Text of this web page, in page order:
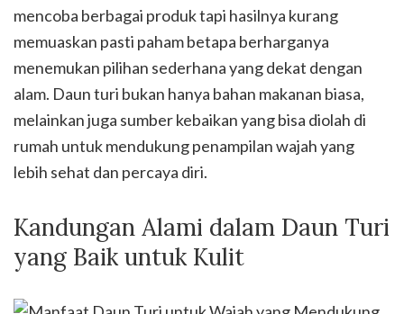
mencoba berbagai produk tapi hasilnya kurang
memuaskan pasti paham betapa berharganya
menemukan pilihan sederhana yang dekat dengan
alam. Daun turi bukan hanya bahan makanan biasa,
melainkan juga sumber kebaikan yang bisa diolah di
rumah untuk mendukung penampilan wajah yang
lebih sehat dan percaya diri.
Kandungan Alami dalam Daun Turi
yang Baik untuk Kulit